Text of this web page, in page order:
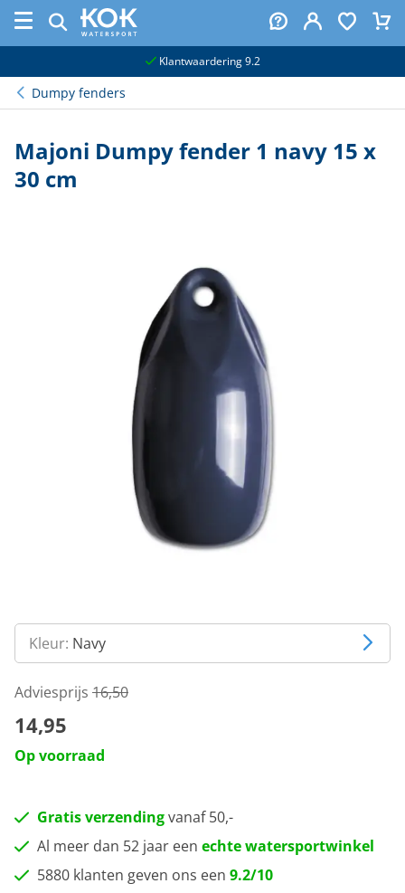
Klantwaardering 9.2
Dumpy fenders
Majoni Dumpy fender 1 navy 15 x
30 cm
Kleur: Navy
Adviesprijs 16,50
14,95
Op voorraad
Gratis verzendingvanaf 50,-
Al meer dan 52 jaar een echte watersportwinkel
5880 klanten geven ons een 9.2/10